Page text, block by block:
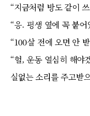
“지금처럼 방도 같이
“응. 평생 옆에 꼭 붙어
“100살 전에 오면 안
“헐, 운동 열심히 해야
실없는 소리를 주고받